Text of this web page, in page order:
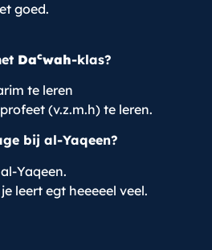
goed.
Dacwah-klas?
te leren
(v.z.m.h) te leren.
bij al-Yaqeen?
Yaqeen.
leert egt heeeeel veel.